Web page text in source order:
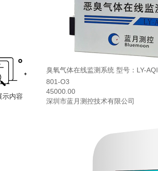
臭氧气体在线监测系统 型号：LY-AQI
801-O3
45000.00
深圳市蓝月测控技术有限公司